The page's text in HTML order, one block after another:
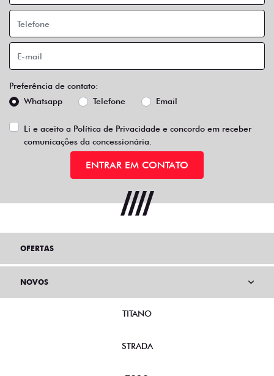
Preferência de contato:
Whatsapp
Telefone Email
Li e aceito a Política de Privacidade e concordo em receber
comunicações da concessionária.
ENTRAR EM CONTATO
OFERTAS
NOVOS
TITANO
STRADA